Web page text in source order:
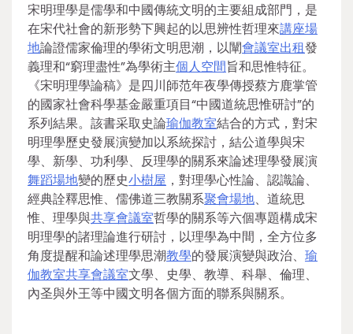
宋明理學是儒學和中國傳統文明的主要組成部門，是
在宋代社會的新形勢下興起的以思辨性哲理來講座場
地論證儒家倫理的學術文明思潮，以闡會議室出租發
義理和“窮理盡性”為學術主個人空間旨和思惟特征。
《宋明理學論稿》是四川師范年夜學傳授蔡方鹿掌管
的國家社會科學基金嚴重項目“中國道統思惟研討”的
系列結果。該書采取史論瑜伽教室結合的方式，對宋
明理學歷史發展演變加以系統探討，結公道學與宋
學、新學、功利學、反理學的關系來論述理學發展演
舞蹈場地變的歷史小樹屋 ，對理學心性論、認識論、
經典詮釋思惟、儒佛道三教關系聚會場地、道統思
惟、理學與共享會議室哲學的關系等六個專題構成宋
明理學的諸理論進行研討，以理學為中間，全方位多
角度提醒和論述理學思潮教學的發展演變與政治、 瑜
伽教室共享會議室文學、史學、教導、科舉、倫理、
內圣與外王等中國文明各個方面的聯系與關系。